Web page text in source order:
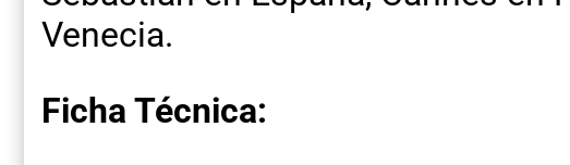
Venecia.
Ficha Técnica: